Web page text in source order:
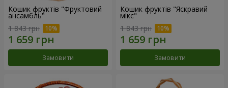
Кошик фруктів "Фруктовий
ансамбль"
1 843 грн
Замовити
Кошик фруктів "Яскравий
мікс"
1 843 грн
Замовити